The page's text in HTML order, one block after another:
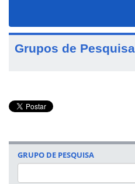
Grupos de Pesquisa
GRUPO DE PESQUISA